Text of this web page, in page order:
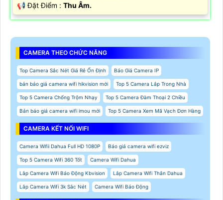
️📢 Đặt Điểm : Thu Âm.
CAMERA THEO CHỨC NĂNG
Top Camera Sắc Nét Giá Rẻ Ổn Định Báo Giá Camera IP
bản báo giá camera wifi hikvision mới Top 5 Camera Lắp Trong Nhà
Top 5 Camera Chống Trộm Nhạy Top 5 Camera Đàm Thoại 2 Chiều
Bản báo giá camera wifi imou mới Top 5 Camera Xem Mã Vạch Đơn Hàng
CAMERA KẾT NỐI WIFI
Camera Wifii Dahua Full HD 1080P Báo giá camera wifi ezviz
Top 5 Camera Wifi 360 Tốt Camera Wifi Dahua
Lắp Camera Wifi Báo Động Kbvision Lắp Camera Wifi Thân Dahua
Lắp Camera Wifi 3k Sắc Nét Camera Wifi Báo Động